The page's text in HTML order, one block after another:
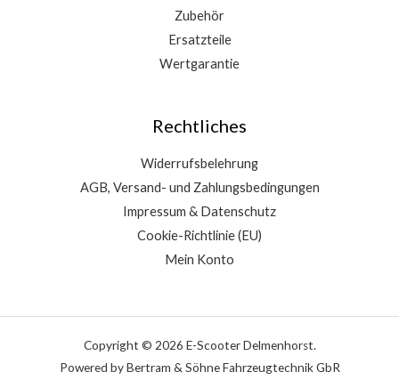
Zubehör
Ersatzteile
Wertgarantie
Rechtliches
Widerrufsbelehrung
AGB, Versand- und Zahlungsbedingungen
Impressum & Datenschutz
Cookie-Richtlinie (EU)
Mein Konto
Copyright © 2026 E-Scooter Delmenhorst.
Powered by Bertram & Söhne Fahrzeugtechnik GbR